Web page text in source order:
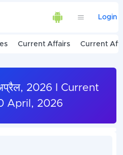
Login
Current Affairs Current
2026 I Current
April, 2026